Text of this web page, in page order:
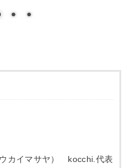
イマサヤ） kocchi.代表